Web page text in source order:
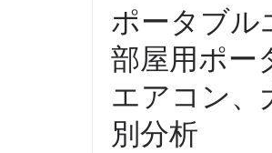
ポータブル
部屋用ポー
エアコン、
別分析